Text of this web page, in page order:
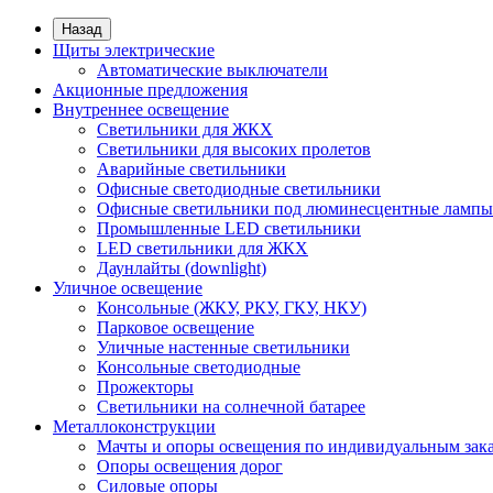
Назад
Щиты электрические
Автоматические выключатели
Акционные предложения
Внутреннее освещение
Светильники для ЖКХ
Светильники для высоких пролетов
Аварийные светильники
Офисные светодиодные светильники
Офисные светильники под люминесцентные лампы
Промышленные LED светильники
LED светильники для ЖКХ
Даунлайты (downlight)
Уличное освещение
Консольные (ЖКУ, РКУ, ГКУ, НКУ)
Парковое освещение
Уличные настенные светильники
Консольные светодиодные
Прожекторы
Светильники на солнечной батарее
Металлоконструкции
Мачты и опоры освещения по индивидуальным
Опоры освещения дорог
Силовые опоры